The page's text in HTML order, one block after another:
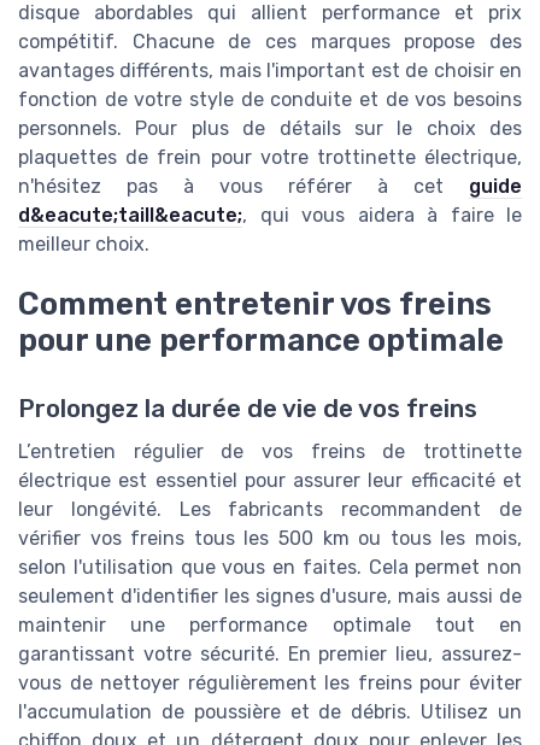
disque abordables qui allient performance et prix
compétitif. Chacune de ces marques propose des
avantages différents, mais l'important est de choisir en
fonction de votre style de conduite et de vos besoins
personnels. Pour plus de détails sur le choix des
plaquettes de frein pour votre trottinette électrique,
n'hésitez pas à vous référer à cet guide
d&eacute;taill&eacute;, qui vous aidera à faire le
meilleur choix.
Comment entretenir vos freins
pour une performance optimale
Prolongez la durée de vie de vos freins
L’entretien régulier de vos freins de trottinette
électrique est essentiel pour assurer leur efficacité et
leur longévité. Les fabricants recommandent de
vérifier vos freins tous les 500 km ou tous les mois,
selon l'utilisation que vous en faites. Cela permet non
seulement d'identifier les signes d'usure, mais aussi de
maintenir une performance optimale tout en
garantissant votre sécurité. En premier lieu, assurez-
vous de nettoyer régulièrement les freins pour éviter
l'accumulation de poussière et de débris. Utilisez un
chiffon doux et un détergent doux pour enlever les